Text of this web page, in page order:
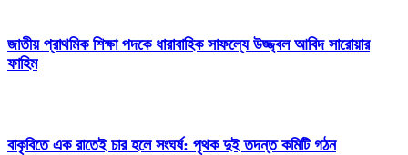
জাতীয় প্রাথমিক শিক্ষা পদকে ধারাবাহিক সাফল্যে উজ্জ্বল আবিদ সারোয়ার
ফাহিম
বাকৃবিতে এক রাতেই চার হলে সংঘর্ষ: পৃথক দুই তদন্ত কমিটি গঠন